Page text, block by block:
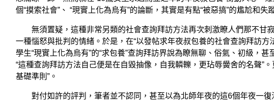
個“摸索社會”、 “現實上化為烏有”的論斷，其實是有點“被惡搞”的尷尬和失
無須置疑，這種非常另類的社會查詢拜訪方法再次刺激瞭人們那不甘
一種惱怒與批判的情緒。於是，在“以發帖求年夜叔包養的社會查詢拜訪
學生“現實上化為烏有”的“求包養”查詢拜訪界說為瞭無聊、俗氣、初級，甚
“這種查詢拜訪方法自己便是在自毀抽像，自我轔轢，更玷辱黌舍的名聲”
基礎準則”。
對付如許的評判，筆者並不認同，甚至以為北師年夜的這6個年夜一復